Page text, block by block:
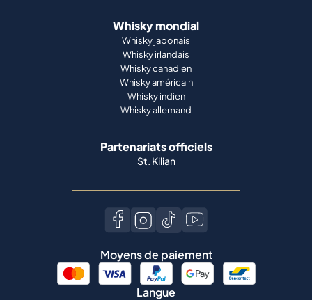
Whisky mondial
Whisky japonais
Whisky irlandais
Whisky canadien
Whisky américain
Whisky indien
Whisky allemand
Partenariats officiels
St. Kilian
Moyens de paiement
Langue